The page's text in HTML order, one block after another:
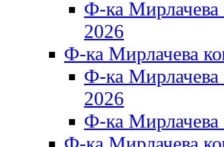
Ф-ка
2026
Ф-ка Мирлачева
Ф-ка
2026
Ф-ка